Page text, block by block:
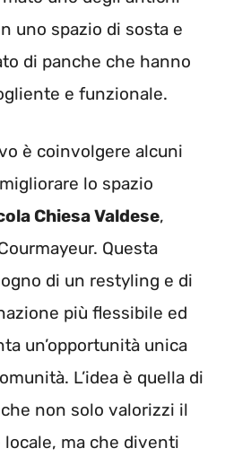
uno spazio di sosta e
di panche che hanno
e funzionale.
è coinvolgere alcuni
lo spazio
Chiesa Valdese,
Questa
di un restyling e di
più flessibile ed
un’opportunità unica
L’idea è quella di
non solo valorizzi il
ma che diventi